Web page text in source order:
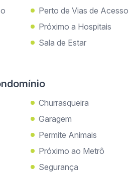
Perto de Vias de Acesso
Próximo a Hospitais
Sala de Estar
Churrasqueira
Garagem
Permite Animais
Próximo ao Metrô
Segurança